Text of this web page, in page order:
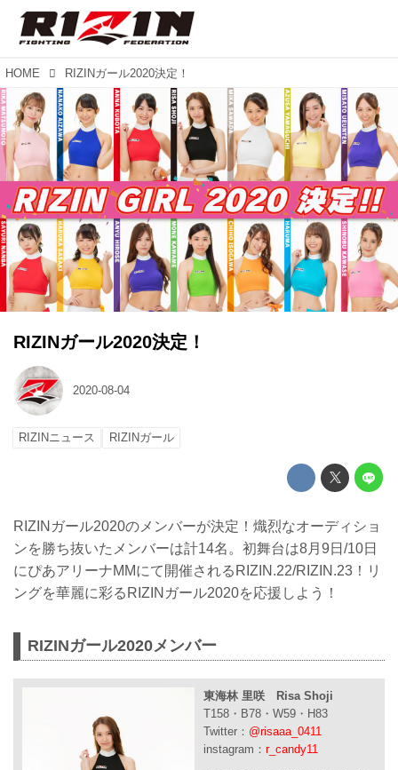
HOME RIZINガール2020決定！
RIZINガール2020決定！
2020-08-04
RIZINニュース RIZINガール
RIZINガール2020のメンバーが決定！熾烈なオーディショ
ンを勝ち抜いたメンバーは計14名。初舞台は8月9日/10日
にぴあアリーナMMにて開催されるRIZIN.22/RIZIN.23！リ
ングを華麗に彩るRIZINガール2020を応援しよう！
RIZINガール2020メンバー
東海林 里咲 Risa Shoji
T158・B78・W59・H83
Twitter： @risaaa_0411
instagram： r_candy11